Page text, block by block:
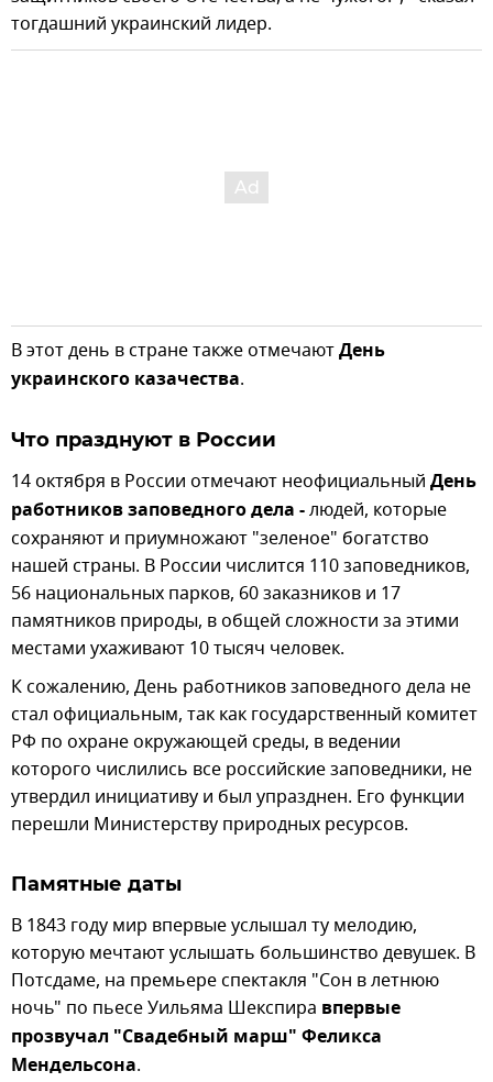
тогдашний украинский лидер.
В этот день в стране также отмечаютДень
украинского казачества.
Что празднуют в России
14 октября в России отмечают неофициальный День
работников заповедного дела -людей, которые
сохраняют и приумножают "зеленое" богатство
нашей страны. В России числится 110 заповедников,
56 национальных парков, 60 заказников и 17
памятников природы, в общей сложности за этими
местами ухаживают 10 тысяч человек.
К сожалению, День работников заповедного дела не
стал официальным, так как государственный комитет
РФ по охране окружающей среды, в ведении
которого числились все российские заповедники, не
утвердил инициативу и был упразднен. Его функции
перешли Министерству природных ресурсов.
Памятные даты
В 1843 году мир впервые услышал ту мелодию,
которую мечтают услышать большинство девушек. В
Потсдаме, на премьере спектакля "Сон в летнюю
ночь" по пьесе Уильяма Шекспира впервые
прозвучал "Свадебный марш" Феликса
Мендельсона.